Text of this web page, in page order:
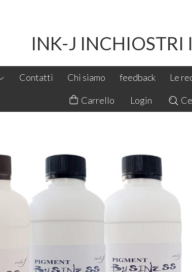
INK-J INCHIOSTRI
Contatti Chi siamo feedback Le
Carrello Login